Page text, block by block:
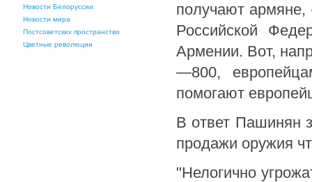
Новости Белоруссии
Новости мира
Постсоветских пространство
Цветные революции
получают армяне,
Российской
Армении. Вот,
—800,
помогают
В ответ Пашинян
продажи оружия
"Нелогично